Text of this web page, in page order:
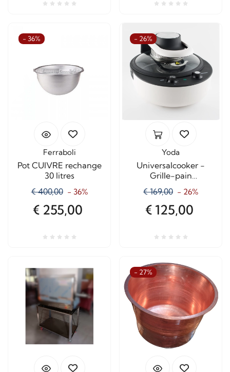
- 36%
Ferraboli
Pot CUIVRE rechange
30 litres
€ 400,00 - 36%
€ 255,00
- 26%
Yoda
Universalcooker -
Grille-pain
multifonction
€ 169,00 - 26%
€ 125,00
- 27%